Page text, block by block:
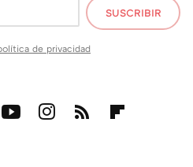
SUSCRIBIR
de privacidad